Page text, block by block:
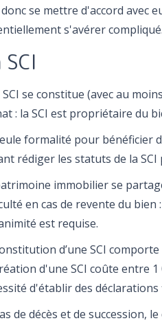
se mettre d'accord avec
s'avérer compliqué.
SCI se constitue (avec au
: la SCI est propriétaire du
formalité pour bénéficier
rédiger les statuts de la
immobilier se
en cas de revente du
est requise.
d’une SCI
d'une SCI coûte entre
d'établir des
de décès et de succession,